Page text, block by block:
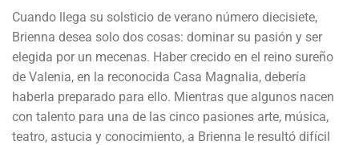
Cuando llega su solsticio de verano número diecisiete,
Brienna desea solo dos cosas: dominar su pasión y ser
elegida por un mecenas. Haber crecido en el reino sureño
de Valenia, en la reconocida Casa Magnalia, debería
haberla preparado para ello. Mientras que algunos nacen
con talento para una de las cinco pasiones arte, música,
teatro, astucia y conocimiento, a Brienna le resultó difícil